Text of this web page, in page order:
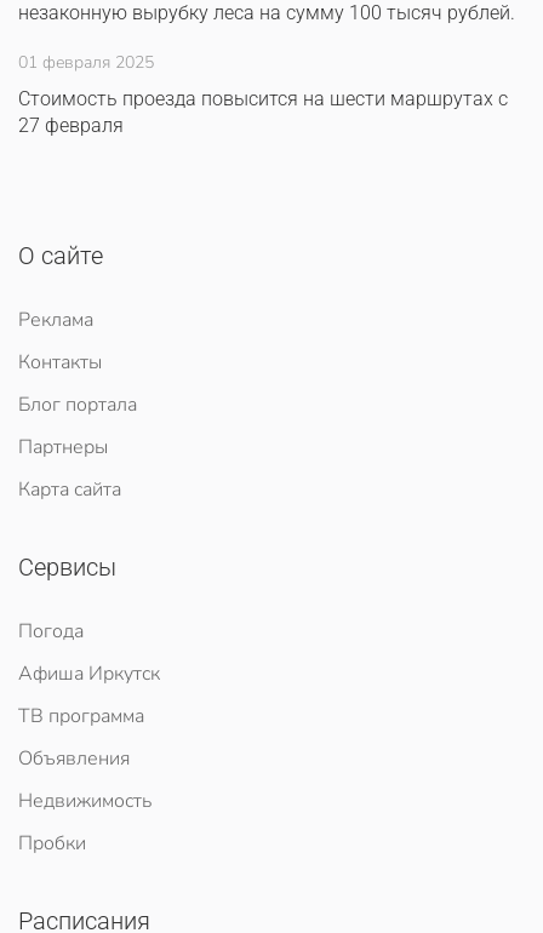
незаконную вырубку леса на сумму 100 тысяч рублей.
01 февраля 2025
Стоимость проезда повысится на шести маршрутах с
27 февраля
О сайте
Реклама
Контакты
Блог портала
Партнеры
Карта сайта
Сервисы
Погода
Афиша Иркутск
ТВ программа
Объявления
Недвижимость
Пробки
Расписания